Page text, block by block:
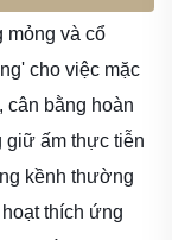
mỏng và cổ
cho việc mặc
cân bằng hoàn
giữ ấm thực tiễn
kềnh thường
thích ứng